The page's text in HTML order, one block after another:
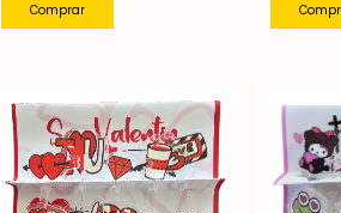
Comprar